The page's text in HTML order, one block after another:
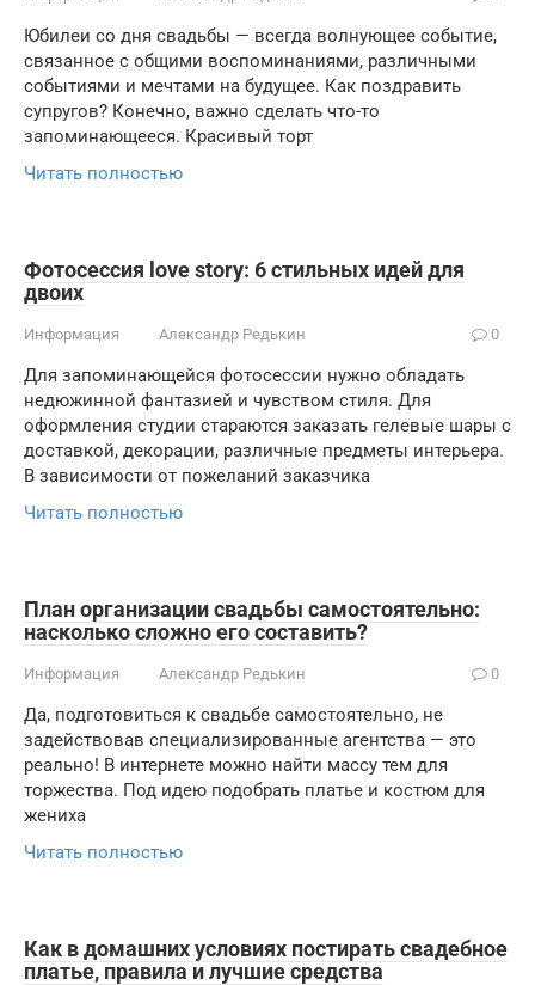
Юбилеи со дня свадьбы — всегда волнующее событие,
связанное с общими воспоминаниями, различными
событиями и мечтами на будущее. Как поздравить
супругов? Конечно, важно сделать что-то
запоминающееся. Красивый торт
Читать полностью
Фотосессия love story: 6 стильных идей для
двоих
Информация Александр Редькин 0
Для запоминающейся фотосессии нужно обладать
недюжинной фантазией и чувством стиля. Для
оформления студии стараются заказать гелевые шары с
доставкой, декорации, различные предметы интерьера.
В зависимости от пожеланий заказчика
Читать полностью
План организации свадьбы самостоятельно:
насколько сложно его составить?
Информация Александр Редькин 0
Да, подготовиться к свадьбе самостоятельно, не
задействовав специализированные агентства — это
реально! В интернете можно найти массу тем для
торжества. Под идею подобрать платье и костюм для
жениха
Читать полностью
Как в домашних условиях постирать свадебное
платье, правила и лучшие средства